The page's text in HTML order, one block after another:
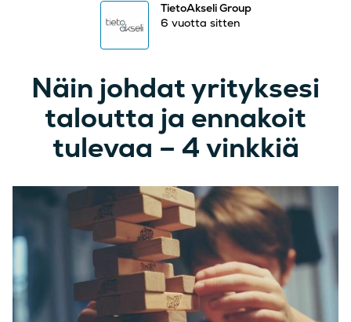
TietoAkseli Group
6 vuotta sitten
Näin johdat yrityksesi
taloutta ja ennakoit
tulevaa – 4 vinkkiä